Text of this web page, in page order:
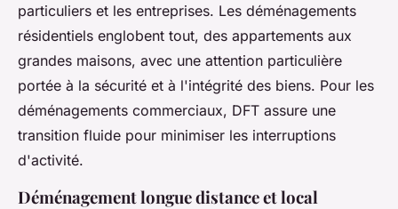
particuliers et les entreprises. Les déménagements
résidentiels englobent tout, des appartements aux
grandes maisons, avec une attention particulière
portée à la sécurité et à l'intégrité des biens. Pour les
déménagements commerciaux, DFT assure une
transition fluide pour minimiser les interruptions
d'activité.
Déménagement longue distance et local